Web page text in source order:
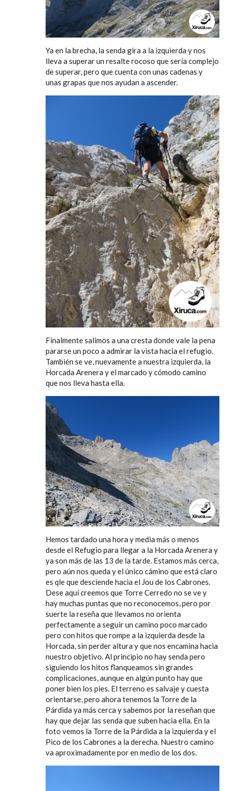
Ya en la brecha, la senda gira a la izquierda y nos
lleva a superar un resalte rocoso que sería complejo
de superar, pero que cuenta con unas cadenas y
unas grapas que nos ayudan a ascender.
Finalmente salimos a una cresta donde vale la pena
pararse un poco a admirar la vista hacia el refugio.
También se ve, nuevamente a nuestra izquierda, la
Horcada Arenera y el marcado y cómodo camino
que nos lleva hasta ella.
Hemos tardado una hora y media más o menos
desde el Refugio para llegar a la Horcada Arenera y
ya son más de las 13 de la tarde. Estamos más cerca,
pero aún nos queda y el único cámino que está claro
es qle que desciende hacia el Jou de los Cabrones.
Dese aquí creemos que Torre Cerredo no se ve y
hay muchas puntas que no reconocemos, pero por
suerte la reseña que llevamos no orienta
perfectamente a seguir un camino poco marcado
pero con hitos que rompe a la izquierda desde la
Horcada, sin perder altura y que nos encamina hacia
nuestro objetivo. Al principio no hay senda pero
siguiendo los hitos flanqueamos sin grandes
complicaciones, aunque en algún punto hay que
poner bien los pies. El terreno es salvaje y cuesta
orientarse, pero ahora tenemos la Torre de la
Párdida ya más cerca y sabemos por la reseñan que
hay que dejar las senda que suben hacia ella. En la
foto vemos la Torre de la Párdida a la izquierda y el
Pico de los Cabrones a la derecha. Nuestro camino
va aproximadamente por en medio de los dos.